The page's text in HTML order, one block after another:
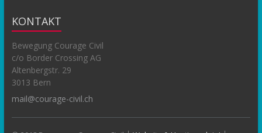
KONTAKT
Bewegung Courage Civil
c/o Border Crossing AG
Altenbergstr. 29
3013 Bern
mail@courage-civil.ch